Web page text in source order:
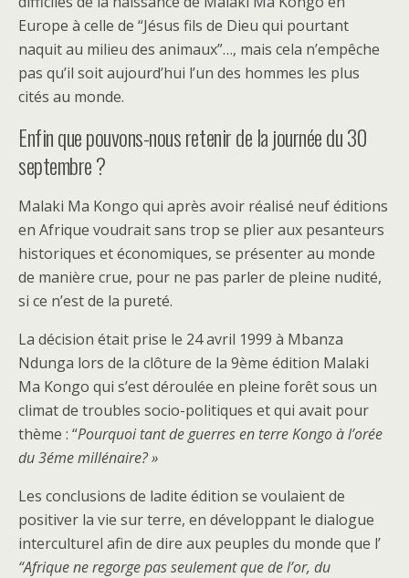
Europe à celle de “Jésus fils de Dieu qui pourtant
naquit au milieu des animaux”…, mais cela n’empêche
pas qu’il soit aujourd’hui l’un des hommes les plus
cités au monde.
Enfin que pouvons-nous retenir de la journée du 30
septembre ?
Malaki Ma Kongo qui après avoir réalisé neuf éditions
en Afrique voudrait sans trop se plier aux pesanteurs
historiques et économiques, se présenter au monde
de manière crue, pour ne pas parler de pleine nudité,
si ce n’est de la pureté.
La décision était prise le 24 avril 1999 à Mbanza
Ndunga lors de la clôture de la 9ème édition Malaki
Ma Kongo qui s’est déroulée en pleine forêt sous un
climat de troubles socio-politiques et qui avait pour
thème : “Pourquoi tant de guerres en terre Kongo à l’orée
du 3éme millénaire? »
Les conclusions de ladite édition se voulaient de
positiver la vie sur terre, en développant le dialogue
interculturel afin de dire aux peuples du monde que l’
“Afrique ne regorge pas seulement que de l’or, du